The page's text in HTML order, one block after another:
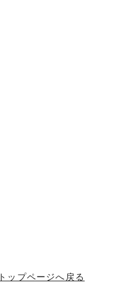
トップページへ戻る